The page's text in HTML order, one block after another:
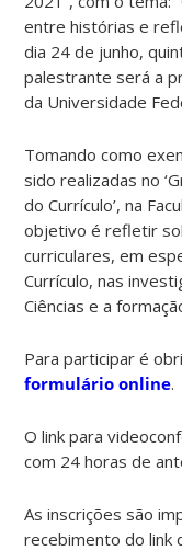
entre histórias e
dia 24 de junho,
palestrante será a
da Universidade
Tomando como
sido realizadas no
do Currículo’, na
objetivo é refletir
curriculares, em
Currículo, nas
Ciências e a
Para participar é
formulário online.
O link para
com 24 horas de
As inscrições são
recebimento do link